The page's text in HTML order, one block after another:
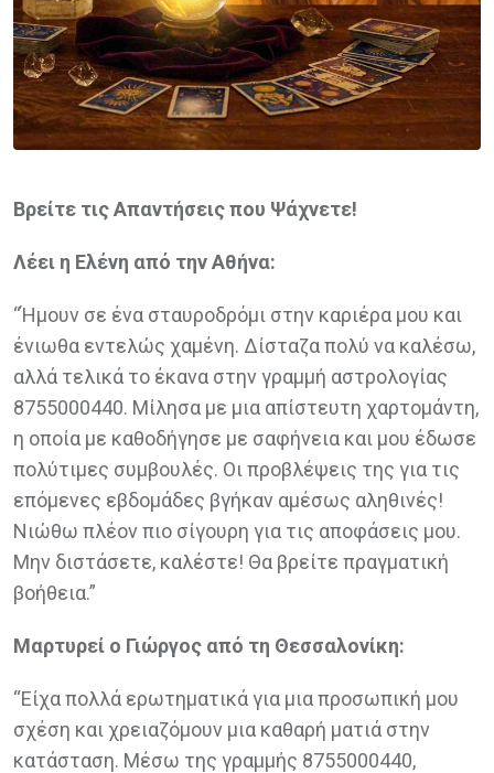
Βρείτε τις Απαντήσεις που Ψάχνετε!
Λέει η Ελένη από την Αθήνα:
“Ήμουν σε ένα σταυροδρόμι στην καριέρα μου και
ένιωθα εντελώς χαμένη. Δίσταζα πολύ να καλέσω,
αλλά τελικά το έκανα στην γραμμή αστρολογίας
8755000440. Μίλησα με μια απίστευτη χαρτομάντη,
η οποία με καθοδήγησε με σαφήνεια και μου έδωσε
πολύτιμες συμβουλές. Οι προβλέψεις της για τις
επόμενες εβδομάδες βγήκαν αμέσως αληθινές!
Νιώθω πλέον πιο σίγουρη για τις αποφάσεις μου.
Μην διστάσετε, καλέστε! Θα βρείτε πραγματική
βοήθεια.”
Μαρτυρεί ο Γιώργος από τη Θεσσαλονίκη:
“Είχα πολλά ερωτηματικά για μια προσωπική μου
σχέση και χρειαζόμουν μια καθαρή ματιά στην
κατάσταση. Μέσω της γραμμής 8755000440,